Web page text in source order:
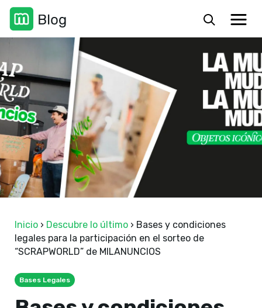
Inicio › Descubre lo último › Bases y condiciones
legales para la participación en el sorteo de
“SCRAPWORLD” de MILANUNCIOS
Bases Legales